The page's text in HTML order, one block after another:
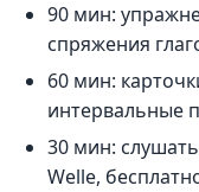
90 мин:
спряжения
60 мин:
интервальные
30 мин: слушать
Welle,